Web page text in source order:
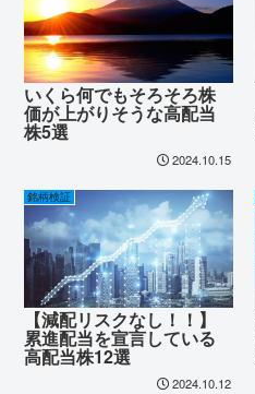
いくら何でもそろそろ株
価が上がりそうな高配当
株5選
2024.10.15
銘柄検証
【減配リスクなし！！】
累進配当を宣言している
高配当株12選
2024.10.12